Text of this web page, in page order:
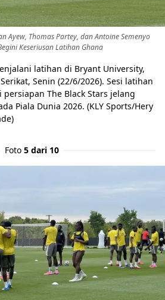
Ayew, Thomas Partey, dan Antoine Semenyo
Keseriusan Latihan Ghana
latihan di Bryant University,
Senin (22/6/2026). Sesi latihan
The Black Stars jelang
Piala Dunia 2026. (KLY Sports/Hery
Foto 5 dari 10